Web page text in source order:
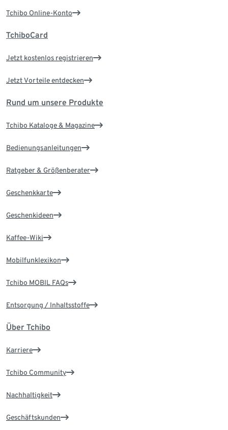
Tchibo Online-Konto
TchiboCard
Jetzt kostenlos registrieren
Jetzt Vorteile entdecken
Rund um unsere Produkte
Tchibo Kataloge & Magazine
Bedienungsanleitungen
Ratgeber & Größenberater
Geschenkkarte
Geschenkideen
Kaffee-Wiki
Mobilfunklexikon
Tchibo MOBIL FAQs
Entsorgung / Inhaltsstoffe
Über Tchibo
Karriere
Tchibo Community
Nachhaltigkeit
Geschäftskunden